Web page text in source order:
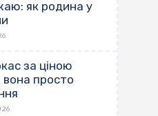
як родина у
за ціною
вона просто